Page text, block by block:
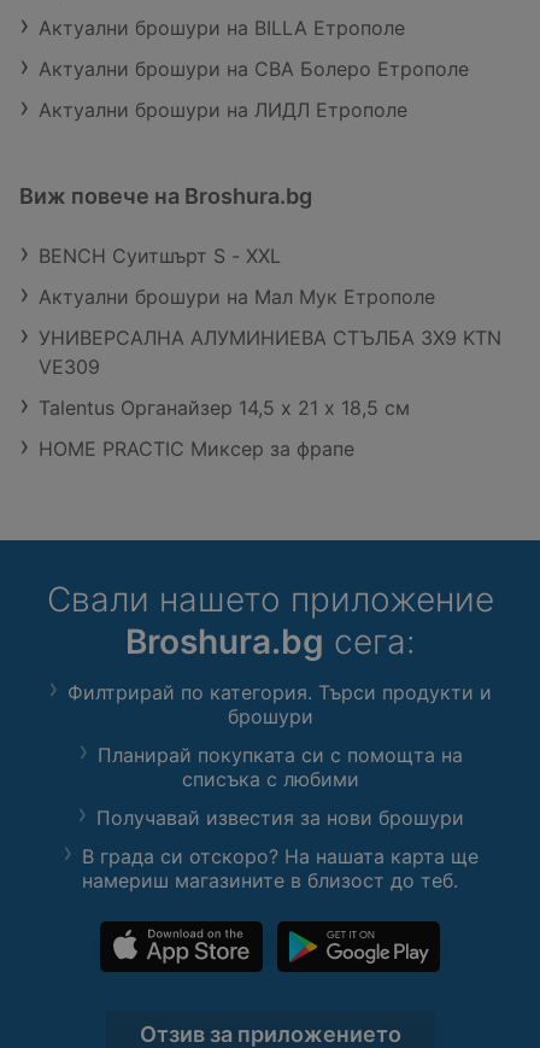
Актуални брошури на BILLA Етрополе
Актуални брошури на CBA Болеро Етрополе
Актуални брошури на ЛИДЛ Етрополе
Виж повече на Broshura.bg
BENCH Суитшърт S - XXL
Актуални брошури на Мал Мук Етрополе
УНИВЕРСАЛНА АЛУМИНИЕВА СТЪЛБА 3Х9 KTN
VE309
Talentus Органайзер 14,5 x 21 x 18,5 см
HOME PRACTIC Миксер за фрапе
Свали нашето приложение
Broshura.bg сега:
Филтрирай по категория. Търси продукти и
брошури
Планирай покупката си с помощта на
списъка с любими
Получавай известия за нови брошури
В града си отскоро? На нашата карта ще
намериш магазините в близост до теб.
Отзив за приложението